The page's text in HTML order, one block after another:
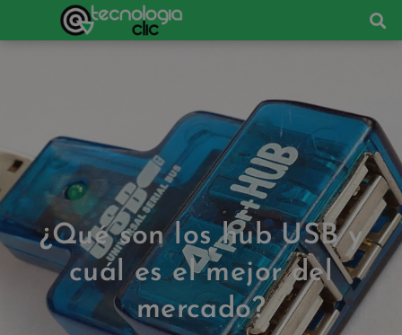
¿Qué son los hub USB y
cuál es el mejor del
mercado?